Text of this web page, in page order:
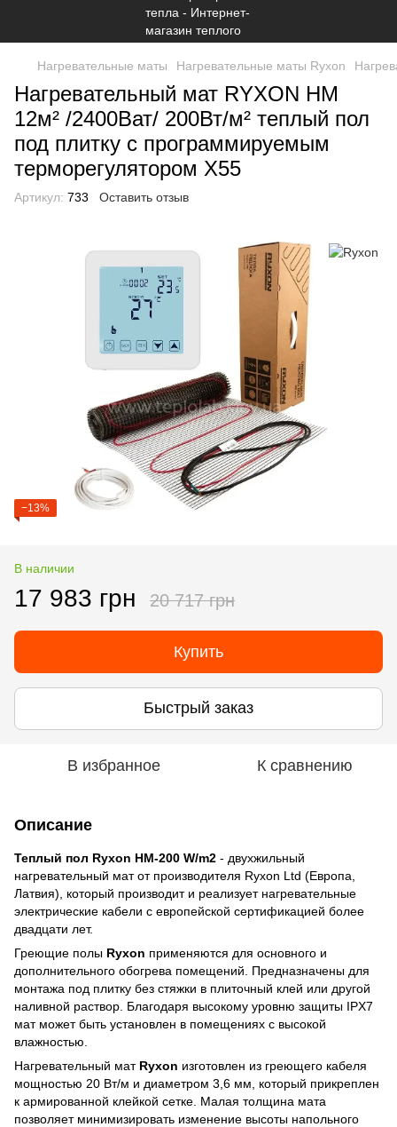
Нагревательные маты Нагревательные маты Ryxon
Нагревательный мат RYXON HM
12м² /2400Ват/ 200Вт/м² теплый пол
под плитку c программируемым
терморегулятором Х55
Артикул: 733 Оставить отзыв
−13%
В наличии
17 983 грн 20 717 грн
Купить
Быстрый заказ
В избранное К сравнению
Описание
Теплый пол Ryxon HM-200 W/m2 - двухжильный
нагревательный мат от производителя Ryxon Ltd (Европа,
Латвия), который производит и реализует нагревательные
электрические кабели с европейской сертификацией более
двадцати лет.
Греющие полы Ryxon применяются для основного и
дополнительного обогрева помещений. Предназначены для
монтажа под плитку без стяжки в плиточный клей или другой
наливной раствор. Благодаря высокому уровню защиты IPX7
мат может быть установлен в помещениях с высокой
влажностью.
Нагревательный мат Ryxon изготовлен из греющего кабеля
мощностью 20 Вт/м и диаметром 3,6 мм, который прикреплен
к армированной клейкой сетке. Малая толщина мата
позволяет минимизировать изменение высоты напольного